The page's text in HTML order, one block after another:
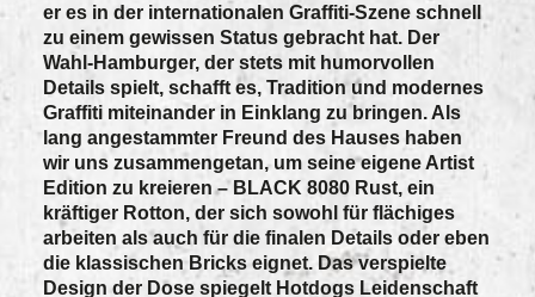
er es in der internationalen Graffiti-Szene schnell
zu einem gewissen Status gebracht hat. Der
Wahl-Hamburger, der stets mit humorvollen
Details spielt, schafft es, Tradition und modernes
Graffiti miteinander in Einklang zu bringen. Als
lang angestammter Freund des Hauses haben
wir uns zusammengetan, um seine eigene Artist
Edition zu kreieren – BLACK 8080 Rust, ein
kräftiger Rotton, der sich sowohl für flächiges
arbeiten als auch für die finalen Details oder eben
die klassischen Bricks eignet. Das verspielte
Design der Dose spiegelt Hotdogs Leidenschaft